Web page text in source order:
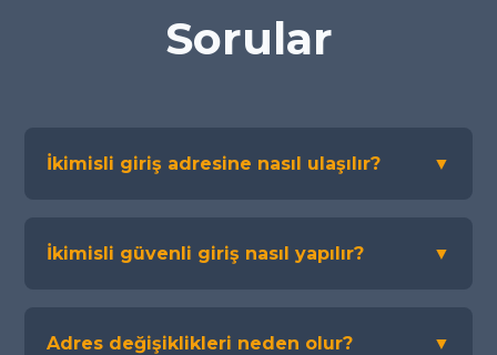
Sorular
İkimisli giriş adresine nasıl ulaşılır? ▼
İkimisli güvenli giriş nasıl yapılır? ▼
Adres değişiklikleri neden olur? ▼